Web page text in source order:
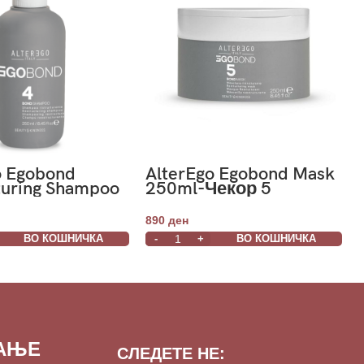
Shampoo
4
ВО КОШНИЧКА
AlterEgo Egobond Mask
250ml-Чекор 5
890 ден
ВО КОШНИЧКА
СЛЕДЕТЕ НЕ: